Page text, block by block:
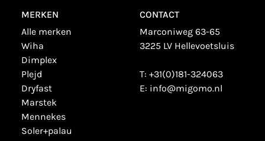
MERKEN
alle merken
wiha
dimplex
plejd
dryfast
marstek
mennekes
soler+palau
CONTACT
Marconiweg 63-65
3225 LV Hellevoetsluis
T: +31(0)181-324063
E: info@migomo.nl